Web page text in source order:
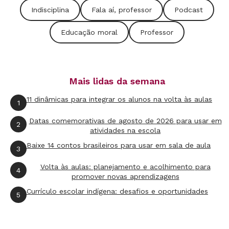
Indisciplina Fala aí, professor Podcast
Educação moral Professor
Mais lidas da semana
1 11 dinâmicas para integrar os alunos na volta às aulas
2
Datas comemorativas de agosto de 2026 para usar em
atividades na escola
3 Baixe 14 contos brasileiros para usar em sala de aula
4
Volta às aulas: planejamento e acolhimento para
promover novas aprendizagens
5 Currículo escolar indígena: desafios e oportunidades